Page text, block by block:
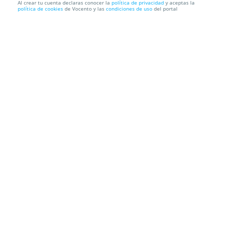
Mochila portadocumentos Klack con bolsillo
Al crear tu cuenta declaras conocer la política de privacidad y aceptas la
política de cookies de Vocento y las condiciones de uso del portal